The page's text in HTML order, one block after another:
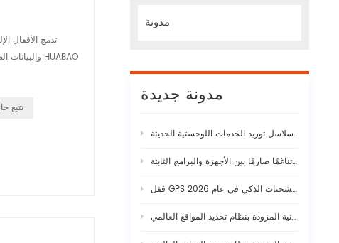
تتبع
مدونة
مدونة جديدة
نقاط الضعف الخفية في سلاسل توريد الخدمات اللوجستية الحديثة
ما وراء ورقة المواصفات: لماذا يتطلب استقرار كاميرا الذكاء الاصطناعي الحقيقية للأسطول تناغمًا صارمًا بين الأجهزة والبرامج الثابتة
قفل GPS إلكتروني يعمل بالطاقة الشمسية: الدليل الكامل لأمان الشحنات الذكي في عام 2026